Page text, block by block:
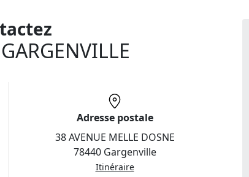
Adresse postale
38 AVENUE MELLE DOSNE
78440 Gargenville
Itinéraire